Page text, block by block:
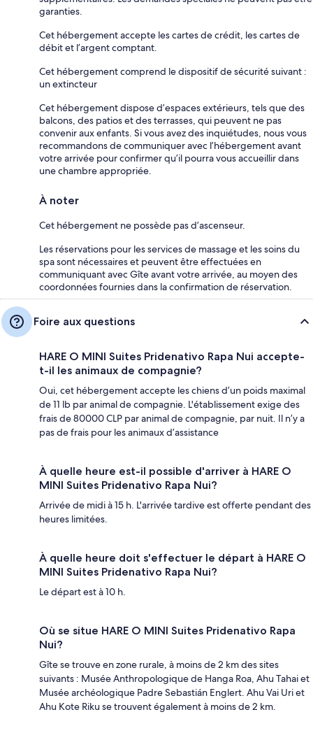
garanties.
Cet hébergement accepte les cartes de crédit, les cartes de
débit et l’argent comptant.
Cet hébergement comprend le dispositif de sécurité suivant :
un extincteur
Cet hébergement dispose d’espaces extérieurs, tels que des
balcons, des patios et des terrasses, qui peuvent ne pas
convenir aux enfants. Si vous avez des inquiétudes, nous vous
recommandons de communiquer avec l’hébergement avant
votre arrivée pour confirmer qu’il pourra vous accueillir dans
une chambre appropriée.
À noter
Cet hébergement ne possède pas d’ascenseur.
Les réservations pour les services de massage et les soins du
spa sont nécessaires et peuvent être effectuées en
communiquant avec Gîte avant votre arrivée, au moyen des
coordonnées fournies dans la confirmation de réservation.
Foire aux questions
HARE O MINI Suites Pridenativo Rapa Nui accepte-
t-il les animaux de compagnie?
Oui, cet hébergement accepte les chiens d’un poids maximal
de 11 lb par animal de compagnie. L'établissement exige des
frais de 80000 CLP par animal de compagnie, par nuit. Il n’y a
pas de frais pour les animaux d’assistance
À quelle heure est-il possible d'arriver à HARE O
MINI Suites Pridenativo Rapa Nui?
Arrivée de midi à 15 h. L'arrivée tardive est offerte pendant des
heures limitées.
À quelle heure doit s'effectuer le départ à HARE O
MINI Suites Pridenativo Rapa Nui?
Le départ est à 10 h.
Où se situe HARE O MINI Suites Pridenativo Rapa
Nui?
Gîte se trouve en zone rurale, à moins de 2 km des sites
suivants : Musée Anthropologique de Hanga Roa, Ahu Tahai et
Musée archéologique Padre Sebastián Englert. Ahu Vai Uri et
Ahu Kote Riku se trouvent également à moins de 2 km.